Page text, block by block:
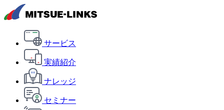
サービス
実績紹介
ナレッジ
セミナー